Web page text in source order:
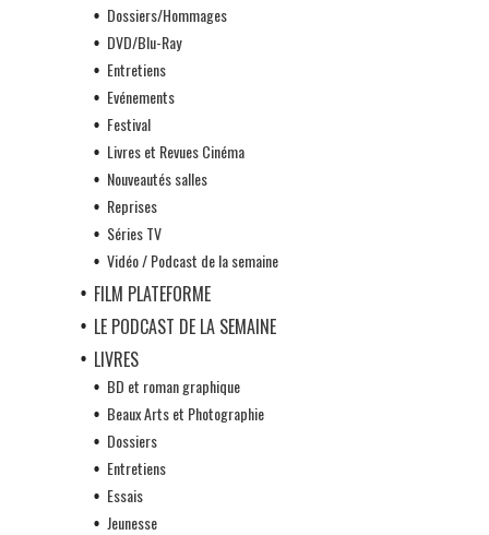
Dossiers/Hommages
DVD/Blu-Ray
Entretiens
Evénements
Festival
Livres et Revues Cinéma
Nouveautés salles
Reprises
Séries TV
Vidéo / Podcast de la semaine
FILM PLATEFORME
LE PODCAST DE LA SEMAINE
LIVRES
BD et roman graphique
Beaux Arts et Photographie
Dossiers
Entretiens
Essais
Jeunesse